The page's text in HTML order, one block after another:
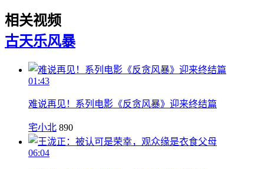
相关视频
古天乐风暴
01:43
难说再见！系列电影《反贪风暴》迎来终结篇
宅小北 890
06:04